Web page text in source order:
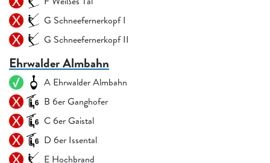
G Schneefernerkopf I
G Schneefernerkopf II
Ehrwalder Almbahn
A Ehrwalder Almbahn
B 6er Ganghofer
C 6er Gaistal
D 6er Issental
E Hochbrand